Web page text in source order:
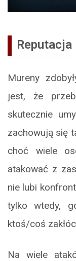
Reputacja
Mureny
jest, że
skutecznie
zachowują się
choć wiele
atakować z
nie lubi
tylko wtedy,
ktoś/coś
Na wiele